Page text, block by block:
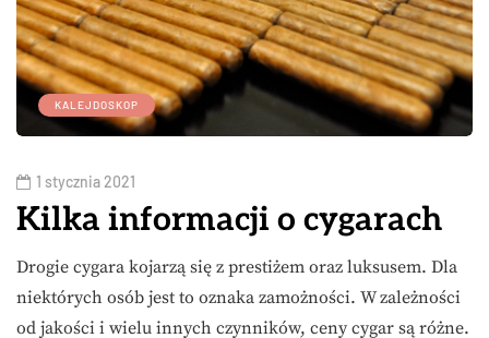
KALEJDOSKOP
1 stycznia 2021
Kilka informacji o cygarach
Drogie cygara kojarzą się z prestiżem oraz luksusem. Dla
niektórych osób jest to oznaka zamożności. W zależności
od jakości i wielu innych czynników, ceny cygar są różne.